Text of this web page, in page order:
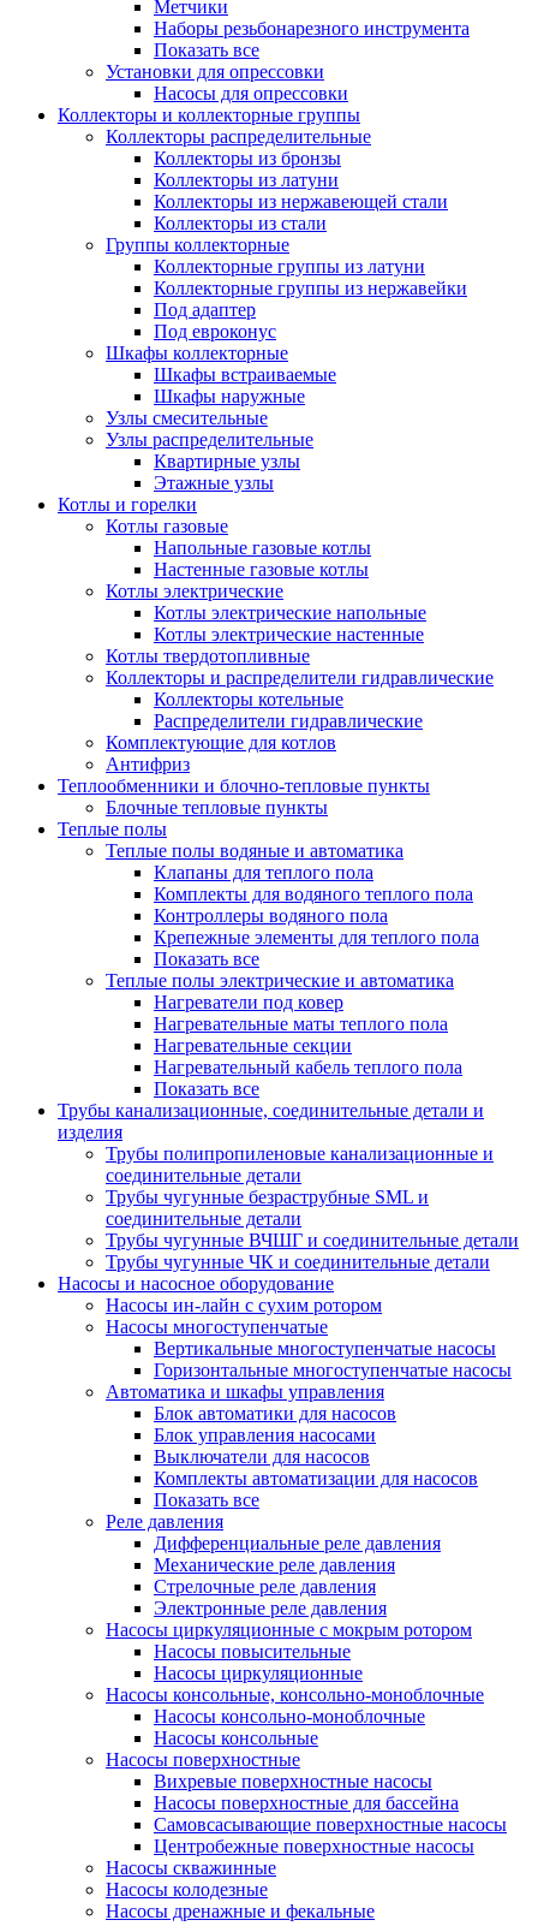
Метчики
Наборы резьбонарезного инструмента
Показать все
Установки для опрессовки
Насосы для опрессовки
Коллекторы и коллекторные группы
Коллекторы распределительные
Коллекторы из бронзы
Коллекторы из латуни
Коллекторы из нержавеющей стали
Коллекторы из стали
Группы коллекторные
Коллекторные группы из латуни
Коллекторные группы из нержавейки
Под адаптер
Под евроконус
Шкафы коллекторные
Шкафы встраиваемые
Шкафы наружные
Узлы смесительные
Узлы распределительные
Квартирные узлы
Этажные узлы
Котлы и горелки
Котлы газовые
Напольные газовые котлы
Настенные газовые котлы
Котлы электрические
Котлы электрические напольные
Котлы электрические настенные
Котлы твердотопливные
Коллекторы и распределители гидравлические
Коллекторы котельные
Распределители гидравлические
Комплектующие для котлов
Антифриз
Теплообменники и блочно-тепловые пункты
Блочные тепловые пункты
Теплые полы
Теплые полы водяные и автоматика
Клапаны для теплого пола
Комплекты для водяного теплого пола
Контроллеры водяного пола
Крепежные элементы для теплого пола
Показать все
Теплые полы электрические и автоматика
Нагреватели под ковер
Нагревательные маты теплого пола
Нагревательные секции
Нагревательный кабель теплого пола
Показать все
Трубы канализационные, соединительные детали и
изделия
Трубы полипропиленовые канализационные и
соединительные детали
Трубы чугунные безраструбные SML и
соединительные детали
Трубы чугунные ВЧШГ и соединительные детали
Трубы чугунные ЧК и соединительные детали
Насосы и насосное оборудование
Насосы ин-лайн с сухим ротором
Насосы многоступенчатые
Вертикальные многоступенчатые насосы
Горизонтальные многоступенчатые насосы
Автоматика и шкафы управления
Блок автоматики для насосов
Блок управления насосами
Выключатели для насосов
Комплекты автоматизации для насосов
Показать все
Реле давления
Дифференциальные реле давления
Механические реле давления
Стрелочные реле давления
Электронные реле давления
Насосы циркуляционные с мокрым ротором
Насосы повысительные
Насосы циркуляционные
Насосы консольные, консольно-моноблочные
Насосы консольно-моноблочные
Насосы консольные
Насосы поверхностные
Вихревые поверхностные насосы
Насосы поверхностные для бассейна
Самовсасывающие поверхностные насосы
Центробежные поверхностные насосы
Насосы скважинные
Насосы колодезные
Насосы дренажные и фекальные